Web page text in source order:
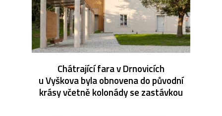
Chátrající fara v Drnovicích
u Vyškova byla obnovena do původní
krásy včetně kolonády se zastávkou